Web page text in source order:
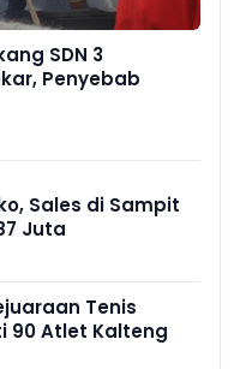
SDN 3
Penyebab
Sales di Sampit
Juta
Tenis
90 Atlet Kalteng